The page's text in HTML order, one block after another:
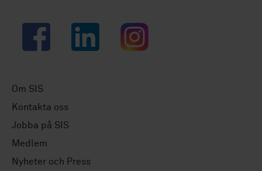
Facebook LinkedIn Instagram
Om SIS
Kontakta oss
Jobba på SIS
Medlem
Nyheter och Press